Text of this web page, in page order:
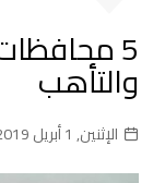
5
والتأهب
الإثنين, 1 أبريل 2019, 18:21